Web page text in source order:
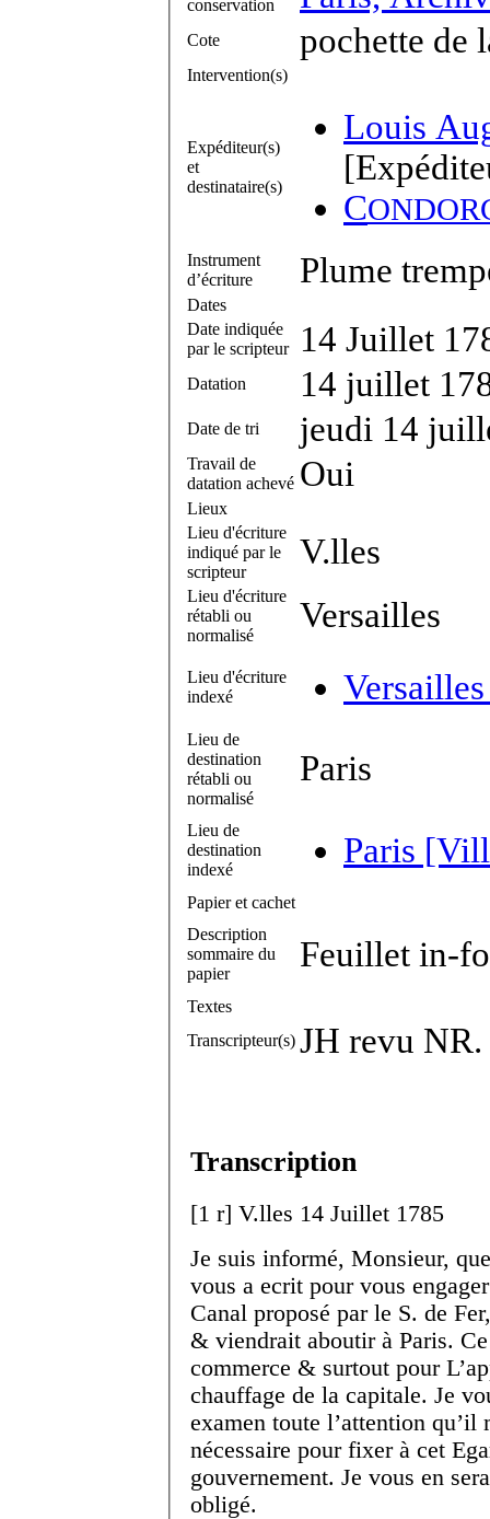
conservation
Cote pochette de
Intervention(s)
Expéditeur(s)
et
destinataire(s)
Louis
C
Instrument
d’écriture
Plume
Dates
Date indiquée
par le scripteur
14 Juillet
Datation 14 juillet
Date de tri jeudi 14
Travail de
datation achevé Oui
Lieux
Lieu d'écriture
indiqué par le
scripteur
V.lles
Lieu d'écriture
rétabli ou
normalisé
Versailles
Lieu d'écriture
indexé
Lieu de
destination
rétabli ou
normalisé
Paris
Lieu de
destination
indexé
Paris
Papier et cachet
Description
sommaire du
papier
Feuillet in-
Textes
Transcripteur(s) JH revu NR.
Transcription
[1 r] V.lles 14 Juillet 1785
Je suis informé, Monsieur,
vous a ecrit pour vous
Canal proposé par le S. de
& viendrait aboutir à Paris.
commerce & surtout pour
chauffage de la capitale. Je
examen toute l’attention
nécessaire pour fixer à cet
gouvernement. Je vous en
obligé.